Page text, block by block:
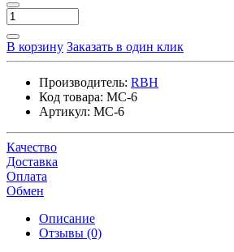
В корзину Заказать в один клик
Производитель: RBH
Код товара: MC-6
Артикул: MC-6
Качество
Доставка
Оплата
Обмен
Описание
Отзывы (0)